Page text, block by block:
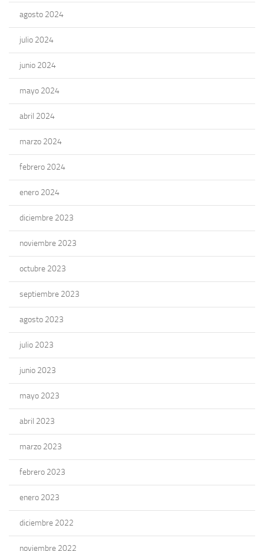
agosto 2024
julio 2024
junio 2024
mayo 2024
abril 2024
marzo 2024
febrero 2024
enero 2024
diciembre 2023
noviembre 2023
octubre 2023
septiembre 2023
agosto 2023
julio 2023
junio 2023
mayo 2023
abril 2023
marzo 2023
febrero 2023
enero 2023
diciembre 2022
noviembre 2022